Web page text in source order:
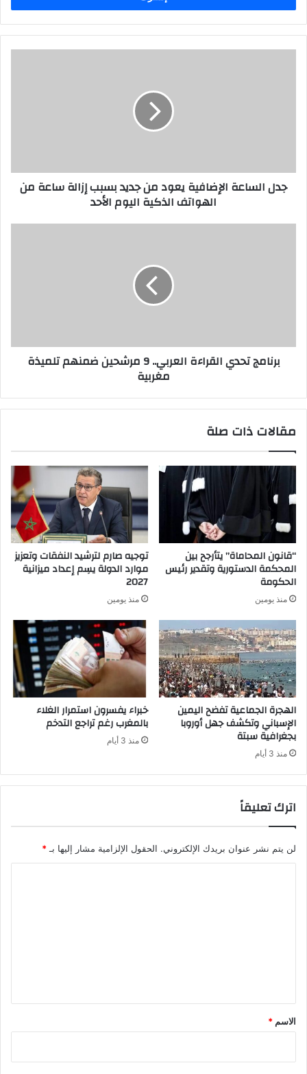
جدل الساعة الإضافية يعود من جديد بسبب إزالة ساعة من
الهواتف الذكية اليوم الأحد
برنامج تحدي القراءة العربي.. 9 مرشحين ضمنهم تلميذة
مغربية
مقالات ذات صلة
“قانون المحاماة” يتأرجح بين
المحكمة الدستورية وتقدير رئيس
الحكومة
منذ يومين
توجيه صارم لترشيد النفقات وتعزيز
موارد الدولة يسِم إعداد ميزانية
2027
منذ يومين
الهجرة الجماعية تفضح اليمين
الإسباني وتكشف جهل أوروبا
بجغرافية سبتة
منذ 3 أيام
خبراء يفسرون استمرار الغلاء
بالمغرب رغم تراجع التدخم
منذ 3 أيام
اترك تعليقاً
لن يتم نشر عنوان بريدك الإلكتروني. الحقول الإلزامية مشار إليها بـ *
*
الاسم *